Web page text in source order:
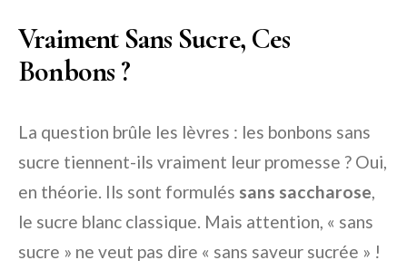
Vraiment Sans Sucre, Ces
Bonbons ?
La question brûle les lèvres : les bonbons sans
sucre tiennent-ils vraiment leur promesse ? Oui,
en théorie. Ils sont formulés sans saccharose,
le sucre blanc classique. Mais attention, « sans
sucre » ne veut pas dire « sans saveur sucrée » !